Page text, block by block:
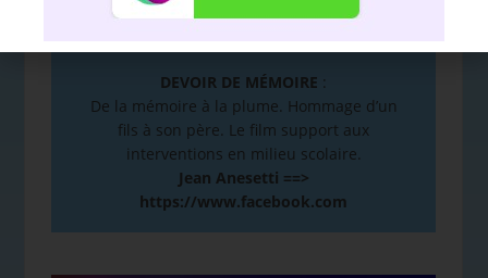
DEVOIR DE MÉMOIRE :
De la mémoire à la plume. Hommage d’un
fils à son père. Le film support aux
interventions en milieu scolaire.
Jean Anesetti ==>
https://www.facebook.com